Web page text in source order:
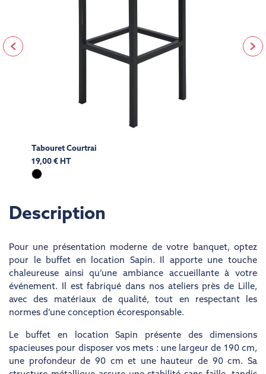
Tabouret Courtrai
19,00 € HT
Description
Pour une présentation moderne de votre banquet, optez
pour le buffet en location Sapin. Il apporte une touche
chaleureuse ainsi qu’une ambiance accueillante à votre
événement. Il est fabriqué dans nos ateliers près de Lille,
avec des matériaux de qualité, tout en respectant les
normes d’une conception écoresponsable.
Le buffet en location Sapin présente des dimensions
spacieuses pour disposer vos mets : une largeur de 190 cm,
une profondeur de 90 cm et une hauteur de 90 cm. Sa